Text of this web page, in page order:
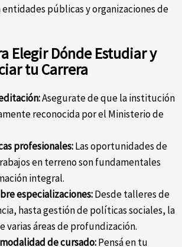
públicas y organizaciones de
Elegir Dónde Estudiar y
tu Carrera
Asegurate de que la institución
reconocida por el Ministerio de
profesionales:Las oportunidades de
en terreno son fundamentales
integral.
especializaciones:Desde talleres de
hasta gestión de políticas sociales, la
varias áreas de profundización.
de cursado:Pensá en tu